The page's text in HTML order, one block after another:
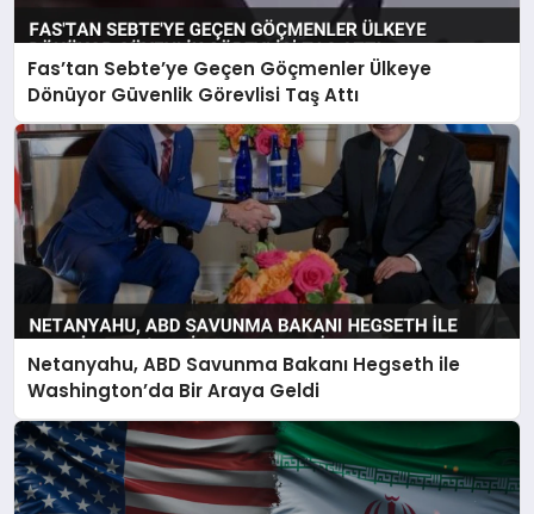
Fas’tan Sebte’ye Geçen Göçmenler Ülkeye
Dönüyor Güvenlik Görevlisi Taş Attı
Netanyahu, ABD Savunma Bakanı Hegseth ile
Washington’da Bir Araya Geldi